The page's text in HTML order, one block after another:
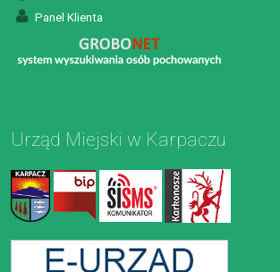
Panel Klienta
Urząd Miejski w Karpaczu